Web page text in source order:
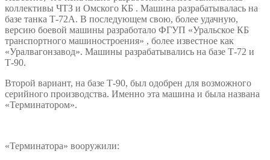
коллективы ЧТЗ и Омского КБ . Машина разрабатывалась на
базе танка Т-72А. В последующем свою, более удачную,
версию боевой машины разработало ФГУП «Уральское КБ
транспортного машиностроения» , более известное как
«Уралвагонзавод». Машины разрабатывались на базе Т-72 и
Т-90.
Второй вариант, на базе Т-90, был одобрен для возможного
серийного производства. Именно эта машина и была названа
«Терминатором».
«Терминатора» вооружили: